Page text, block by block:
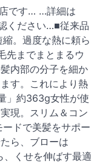
です… …詳細は
ください…■従来品
。過度な熱に頼ら
先までまとまるウ
内部の分子を細か
す。これにより熱
」約363g女性が使
現。スリム＆コン
ドで美髪をサポー
ら、ブローは
、くせを伸ばす最適